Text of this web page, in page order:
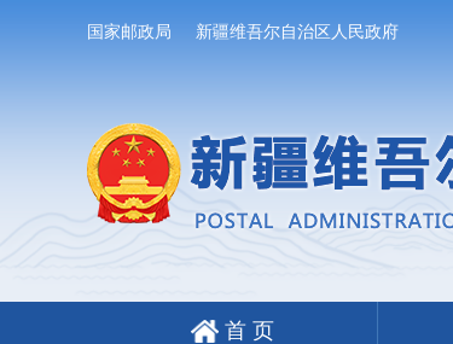
国家邮政局 新疆维吾尔自治区人民政府
首 页